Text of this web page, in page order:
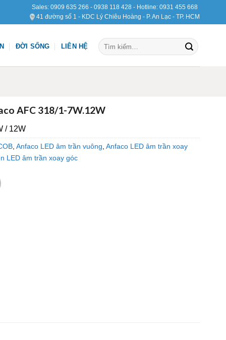
Sales: 0909 635 266 - 0938 118 428 - Hotline: 0931 455 668
41 đường số 1 - KDC Lý Chiêu Hoàng - P. An Lạc - TP. HCM
ĐỜI SỐNG LIÊN HỆ
Tìm
kiếm:
AFC 318/1-7W.12W
/ 12W
Anfaco LED âm trần vuông Anfaco LED âm trần xoay
LED âm trần xoay góc